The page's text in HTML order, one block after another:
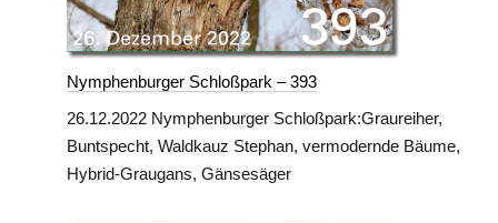
Nymphenburger Schloßpark – 393
26.12.2022 Nymphenburger Schloßpark:Graureiher,
Buntspecht, Waldkauz Stephan, vermodernde Bäume,
Hybrid-Graugans, Gänsesäger